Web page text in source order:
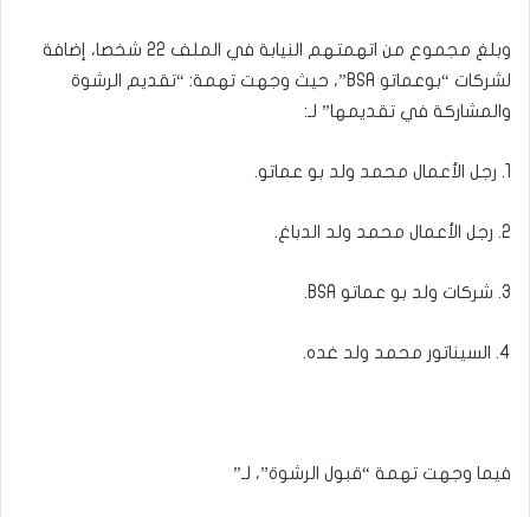
وبلغ مجموع من اتهمتهم النيابة في الملف 22 شخصا، إضافة
لشركات “بوعماتو BSA”، حيث وجهت تهمة: “تقديم الرشوة
والمشاركة في تقديمها” لـ:
1. رجل الأعمال محمد ولد بو عماتو.
2. رجل الأعمال محمد ولد الدباغ.
3. شركات ولد بو عماتو BSA.
4. السيناتور محمد ولد غده.
فيما وجهت تهمة “قبول الرشوة”، لـ”